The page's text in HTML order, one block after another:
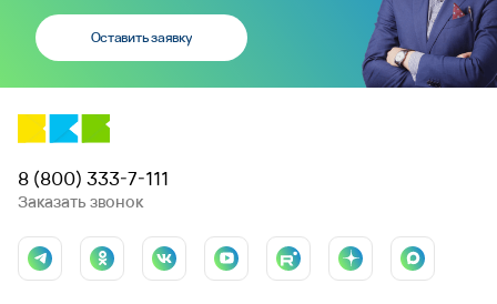
Оставить заявку
8 (800) 333-7-111
Заказать звонок